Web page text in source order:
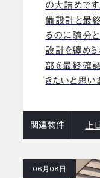
の大詰めで
備設計と最終
るのに随分と
設計を纏め
部を最終確
きたいと思
関連物件 上
06月08日